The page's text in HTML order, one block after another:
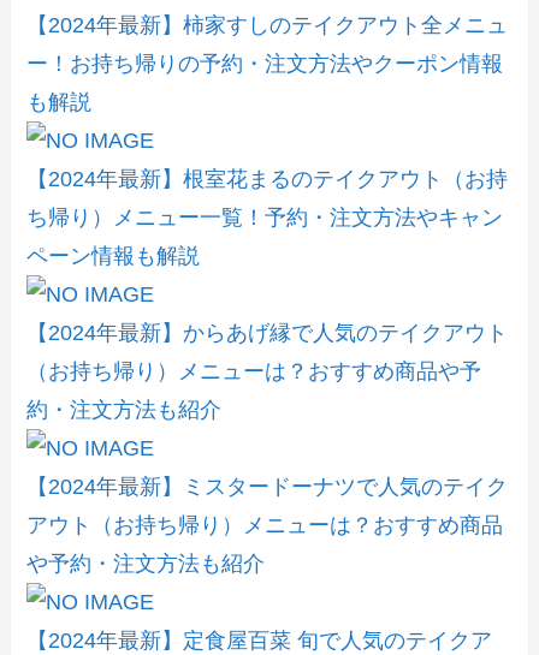
【2024年最新】柿家すしのテイクアウト全メニュ
ー！お持ち帰りの予約・注文方法やクーポン情報
も解説
【2024年最新】根室花まるのテイクアウト（お持
ち帰り）メニュー一覧！予約・注文方法やキャン
ペーン情報も解説
【2024年最新】からあげ縁で人気のテイクアウト
（お持ち帰り）メニューは？おすすめ商品や予
約・注文方法も紹介
【2024年最新】ミスタードーナツで人気のテイク
アウト（お持ち帰り）メニューは？おすすめ商品
や予約・注文方法も紹介
【2024年最新】定食屋百菜 旬で人気のテイクア